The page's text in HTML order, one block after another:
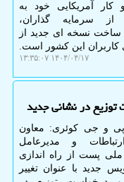
آمریکایی خود به
از سرمایه گذاران،
نسخه ای جدید از
کاربران این کشور است.
۱۴۰۴/۰۴/۱۷ ۱۳:۳۵:۰۷
توزیع در نشانی جدید
و جی کوئری: معاون
و مدیرعامل
پست از راه اندازی
جدید با عنوان تغییر